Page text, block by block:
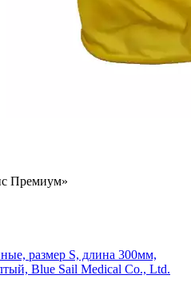
Премиум»
размер S, длина 300мм,
Blue Sail Medical Co., Ltd.